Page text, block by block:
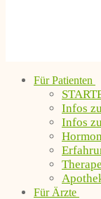
Für Patienten
Infos
Infos
Für Ärzte